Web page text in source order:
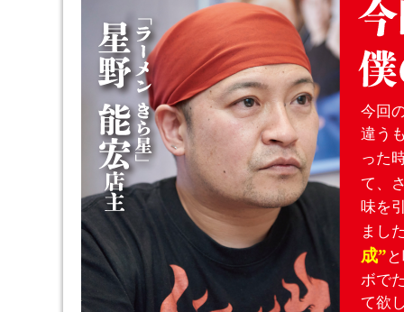
今回
違う
った
て、
味を
まし
成”
ボで
て欲